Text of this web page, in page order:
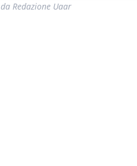
da Redazione Uaar